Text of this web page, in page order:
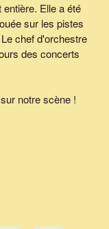
Elle a été
sur les pistes
chef d'orchestre
des concerts
notre scène !